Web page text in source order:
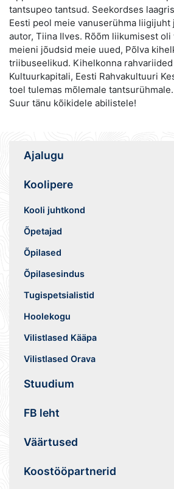
tantsupeo tantsud. Seekordses
Eesti peol meie vanuserühma liigijuht
autor, Tiina Ilves. Rõõm liikumisest
meieni jõudsid meie uued, Põlva
triibuseelikud. Kihelkonna rahvariided
Kultuurkapitali, Eesti Rahvakultuuri
toel tulemas mõlemale
Suur tänu kõikidele abilistele!
Ajalugu
Koolipere
Kooli juhtkond
Õpetajad
Õpilased
Õpilasesindus
Tugispetsialistid
Hoolekogu
Vilistlased Kääpa
Vilistlased Orava
Stuudium
FB leht
Väärtused
Koostööpartnerid